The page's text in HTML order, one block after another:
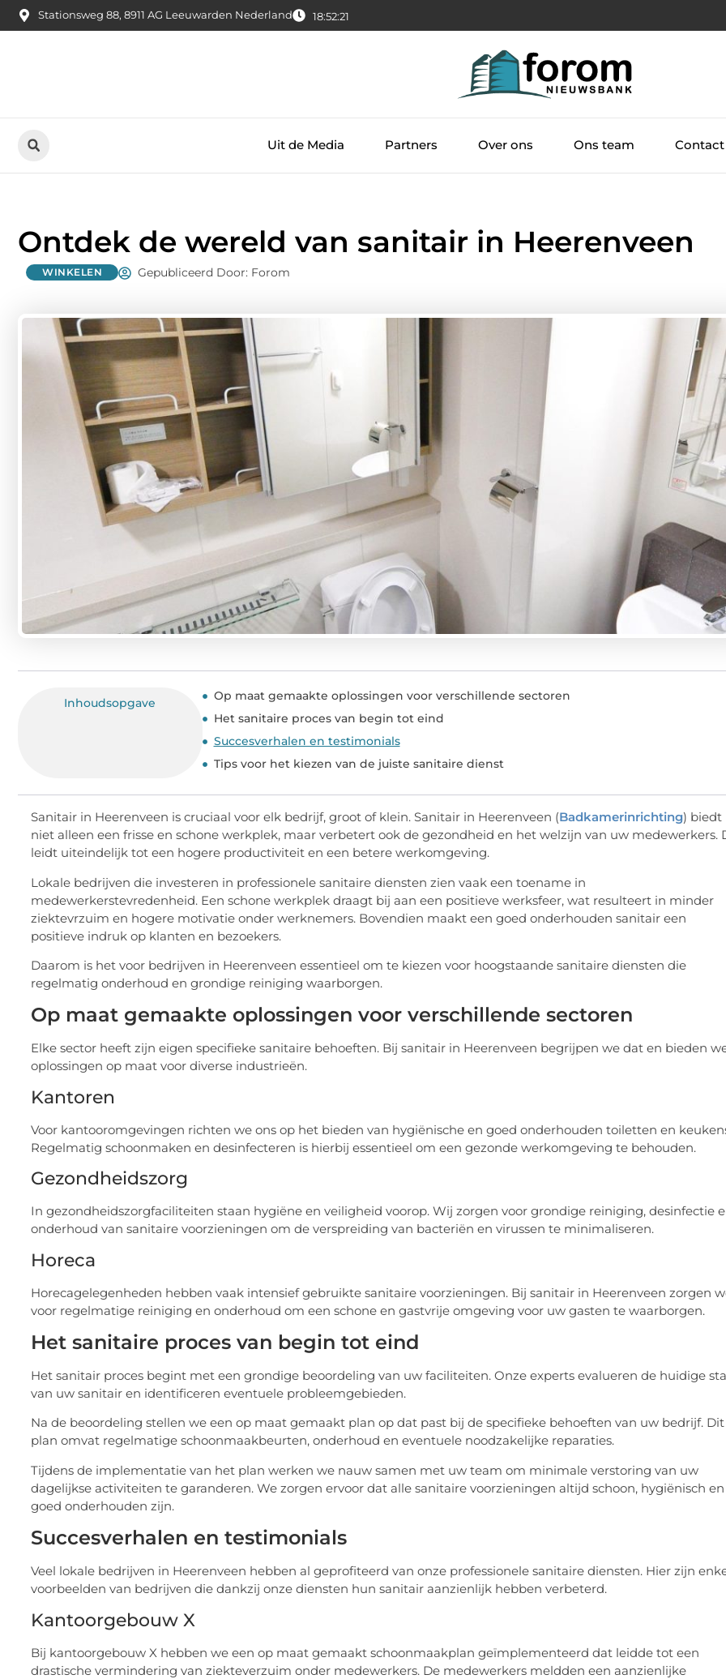
Stationsweg 88, 8911 AG Leeuwarden Nederland 18:52:22
Uit de Media Partners Over ons Ons team Contact
Ontdek de wereld van sanitair in Heerenveen
WINKELEN Gepubliceerd Door: Forom
Inhoudsopgave
Op maat gemaakte oplossingen voor verschillende sectoren
Het sanitaire proces van begin tot eind
Succesverhalen en testimonials
Tips voor het kiezen van de juiste sanitaire dienst
Sanitair in Heerenveen is cruciaal voor elk bedrijf, groot of klein. Sanitair in Heerenveen (Badkamerinrichting) biedt
niet alleen een frisse en schone werkplek, maar verbetert ook de gezondheid en het welzijn van uw medewerkers.
leidt uiteindelijk tot een hogere productiviteit en een betere werkomgeving.
Lokale bedrijven die investeren in professionele sanitaire diensten zien vaak een toename in
medewerkerstevredenheid. Een schone werkplek draagt bij aan een positieve werksfeer, wat resulteert in minder
ziektevrzuim en hogere motivatie onder werknemers. Bovendien maakt een goed onderhouden sanitair een
positieve indruk op klanten en bezoekers.
Daarom is het voor bedrijven in Heerenveen essentieel om te kiezen voor hoogstaande sanitaire diensten die
regelmatig onderhoud en grondige reiniging waarborgen.
Op maat gemaakte oplossingen voor verschillende sectoren
Elke sector heeft zijn eigen specifieke sanitaire behoeften. Bij sanitair in Heerenveen begrijpen we dat en bieden
oplossingen op maat voor diverse industrieën.
Kantoren
Voor kantooromgevingen richten we ons op het bieden van hygiënische en goed onderhouden toiletten en
Regelmatig schoonmaken en desinfecteren is hierbij essentieel om een gezonde werkomgeving te behouden.
Gezondheidszorg
In gezondheidszorgfaciliteiten staan hygiëne en veiligheid voorop. Wij zorgen voor grondige reiniging, desinfectie
onderhoud van sanitaire voorzieningen om de verspreiding van bacteriën en virussen te minimaliseren.
Horeca
Horecagelegenheden hebben vaak intensief gebruikte sanitaire voorzieningen. Bij sanitair in Heerenveen zorgen
voor regelmatige reiniging en onderhoud om een schone en gastvrije omgeving voor uw gasten te waarborgen.
Het sanitaire proces van begin tot eind
Het sanitair proces begint met een grondige beoordeling van uw faciliteiten. Onze experts evalueren de huidige
van uw sanitair en identificeren eventuele probleemgebieden.
Na de beoordeling stellen we een op maat gemaakt plan op dat past bij de specifieke behoeften van uw bedrijf. Dit
plan omvat regelmatige schoonmaakbeurten, onderhoud en eventuele noodzakelijke reparaties.
Tijdens de implementatie van het plan werken we nauw samen met uw team om minimale verstoring van uw
dagelijkse activiteiten te garanderen. We zorgen ervoor dat alle sanitaire voorzieningen altijd schoon, hygiënisch en
goed onderhouden zijn.
Succesverhalen en testimonials
Veel lokale bedrijven in Heerenveen hebben al geprofiteerd van onze professionele sanitaire diensten. Hier zijn
voorbeelden van bedrijven die dankzij onze diensten hun sanitair aanzienlijk hebben verbeterd.
Kantoorgebouw X
Bij kantoorgebouw X hebben we een op maat gemaakt schoonmaakplan geïmplementeerd dat leidde tot een
drastische vermindering van ziekteverzuim onder medewerkers. De medewerkers meldden een aanzienlijke